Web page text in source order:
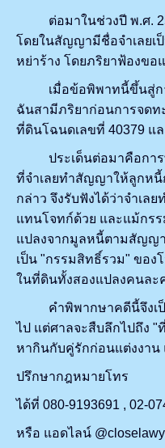
ต่อมาในช่วงปี พ.ศ.
โดยในสัญญามีชื่อจำเลยเ
หย่าร้าง โดยภริยาฟ้องข
เมื่อข้อพิพาทนี้ขึ้นสู่การพิ
ฉันสามีภริยาก่อนการจดท
ที่ดินโฉนดเลขที่ 40379 แ
ประเด็นต่อมาคือการพิจ
ที่จำเลยทำสัญญาให้ลูกหนี้
กล่าว จึงรับฟังได้ว่าจำเล
แทนโจทก์ด้วย และแม้กร
แปลงจากมูลหนี้ตามสัญญา
เป็น "กรรมสิทธิ์รวม" ของ
ในที่ดินทั้งสองแปลงคนละ
คำพิพากษาคดีนี้จึงเป็นอุ
ไป แต่ศาลจะสืบลึกไปถึง
หากินกับคู่รักก่อนแต่งงา
ปรึกษากฎหมายโทร
ได้ที่ 080-9193691 , 02-
หรือ แอดไลน์